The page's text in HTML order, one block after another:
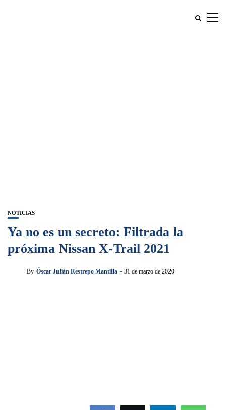
NOTICIAS
Ya no es un secreto: Filtrada la
próxima Nissan X-Trail 2021
By Óscar Julián Restrepo Mantilla 31 de marzo de 2020